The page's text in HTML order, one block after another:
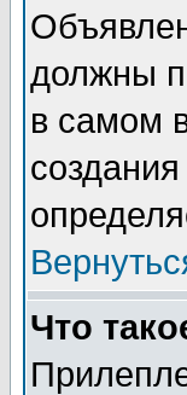
должны
в самом
Что